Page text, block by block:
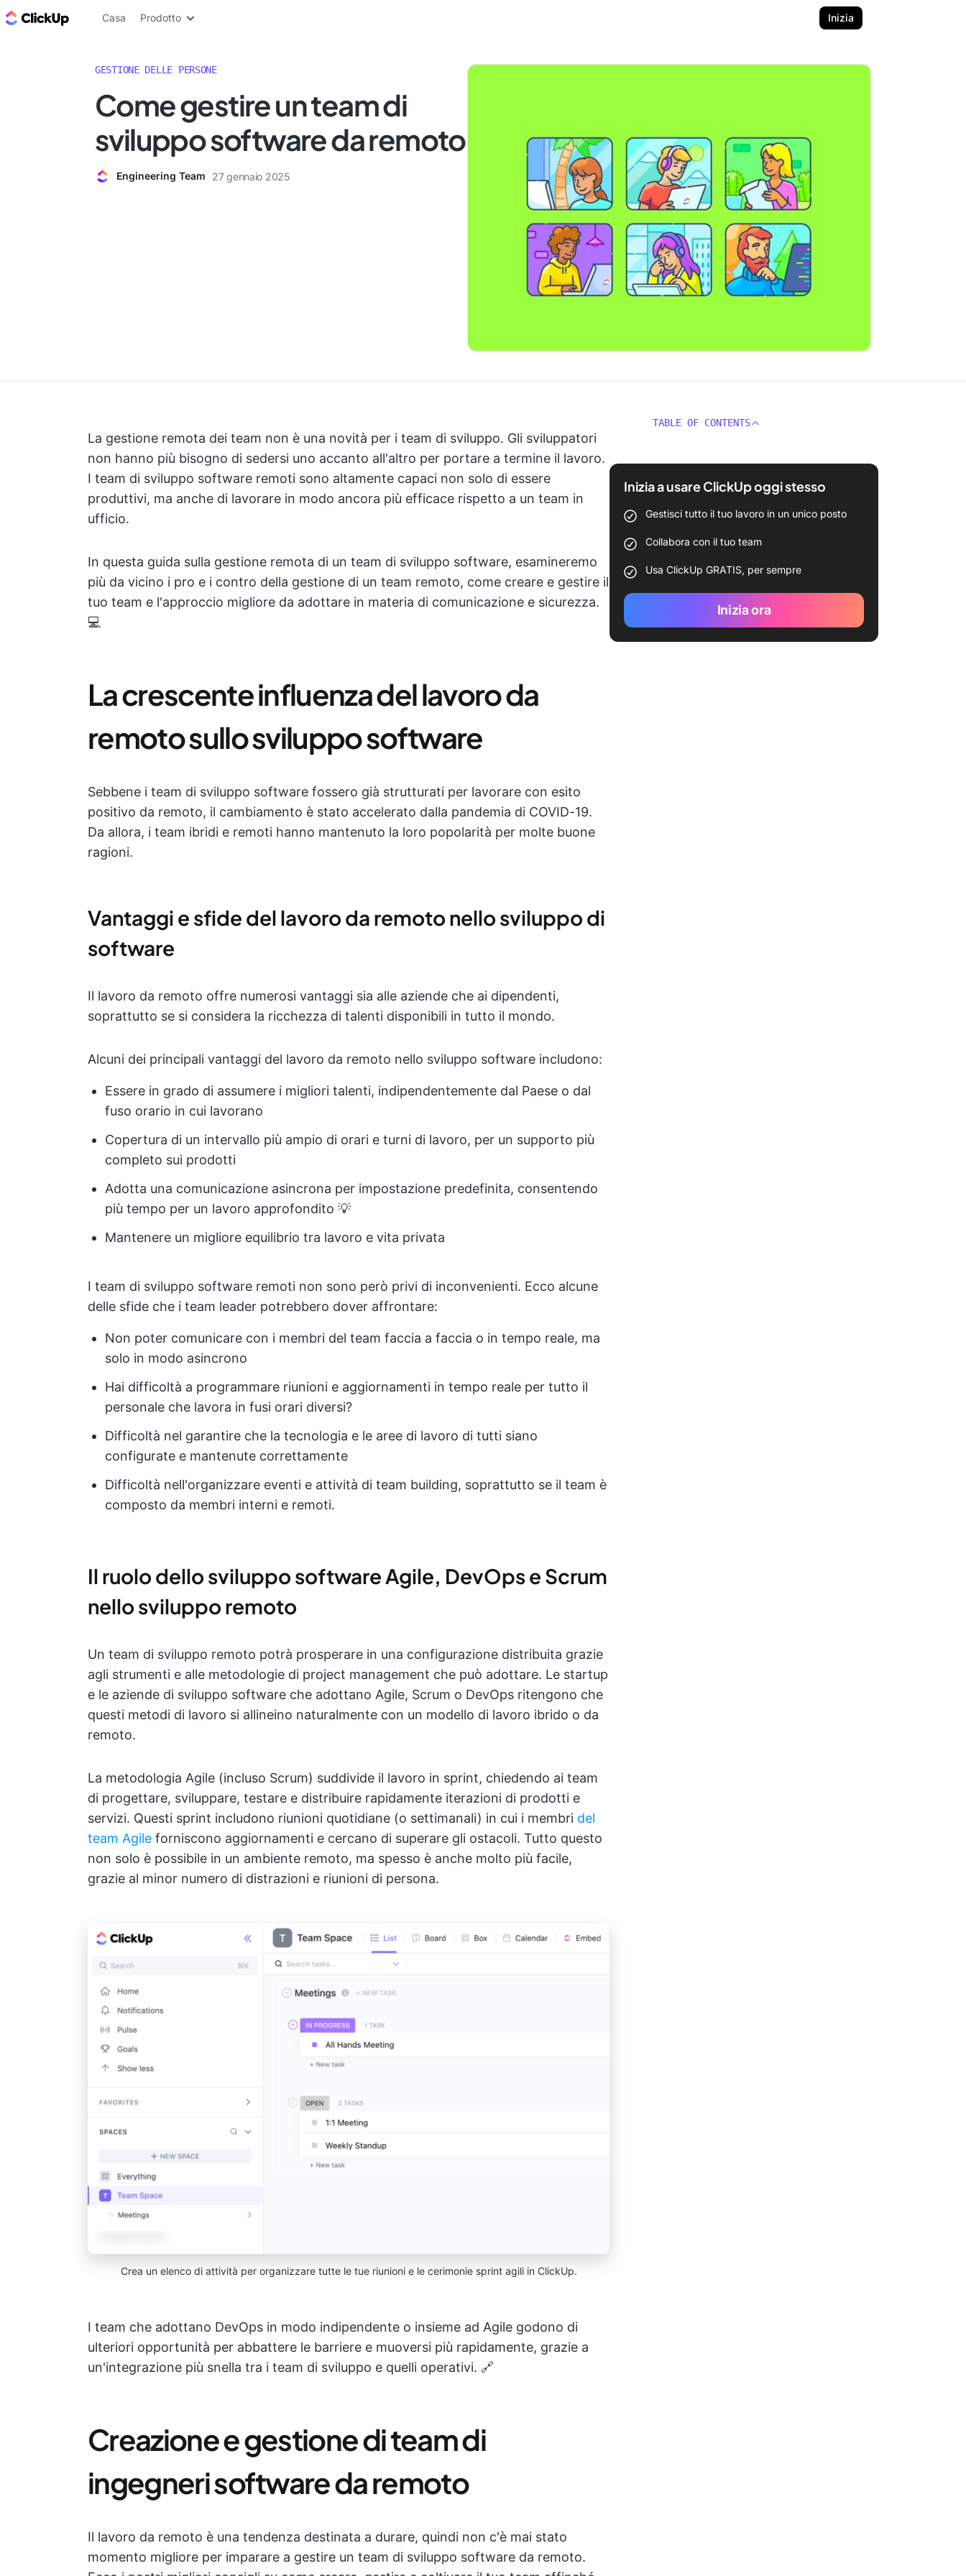
Blog di ClickUp
Casa Prodotto Inizia
GESTIONE DELLE PERSONE
Come gestire un team di
sviluppo software da remoto
Engineering Team 27 gennaio 2025
La gestione remota dei team non è una novità per i team di sviluppo. Gli sviluppatori
non hanno più bisogno di sedersi uno accanto all'altro per portare a termine il lavoro.
I team di sviluppo software remoti sono altamente capaci non solo di essere
produttivi, ma anche di lavorare in modo ancora più efficace rispetto a un team in
ufficio.
In questa guida sulla gestione remota di un team di sviluppo software, esamineremo
più da vicino i pro e i contro della gestione di un team remoto, come creare e gestire il
tuo team e l'approccio migliore da adottare in materia di comunicazione e sicurezza.
💻
La crescente influenza del lavoro da
remoto sullo sviluppo software
Sebbene i team di sviluppo software fossero già strutturati per lavorare con esito
positivo da remoto, il cambiamento è stato accelerato dalla pandemia di COVID-19.
Da allora, i team ibridi e remoti hanno mantenuto la loro popolarità per molte buone
ragioni.
Vantaggi e sfide del lavoro da remoto nello sviluppo di
software
Il lavoro da remoto offre numerosi vantaggi sia alle aziende che ai dipendenti,
soprattutto se si considera la ricchezza di talenti disponibili in tutto il mondo.
Alcuni dei principali vantaggi del lavoro da remoto nello sviluppo software includono:
Essere in grado di assumere i migliori talenti, indipendentemente dal Paese o dal
fuso orario in cui lavorano
Copertura di un intervallo più ampio di orari e turni di lavoro, per un supporto più
completo sui prodotti
Adotta una comunicazione asincrona per impostazione predefinita, consentendo
più tempo per un lavoro approfondito 💡
Mantenere un migliore equilibrio tra lavoro e vita privata
I team di sviluppo software remoti non sono però privi di inconvenienti. Ecco alcune
delle sfide che i team leader potrebbero dover affrontare:
Non poter comunicare con i membri del team faccia a faccia o in tempo reale, ma
solo in modo asincrono
Hai difficoltà a programmare riunioni e aggiornamenti in tempo reale per tutto il
personale che lavora in fusi orari diversi?
Difficoltà nel garantire che la tecnologia e le aree di lavoro di tutti siano
configurate e mantenute correttamente
Difficoltà nell'organizzare eventi e attività di team building, soprattutto se il team è
composto da membri interni e remoti.
Il ruolo dello sviluppo software Agile, DevOps e Scrum
nello sviluppo remoto
Un team di sviluppo remoto potrà prosperare in una configurazione distribuita grazie
agli strumenti e alle metodologie di project management che può adottare. Le startup
e le aziende di sviluppo software che adottano Agile, Scrum o DevOps ritengono che
questi metodi di lavoro si allineino naturalmente con un modello di lavoro ibrido o da
remoto.
La metodologia Agile (incluso Scrum) suddivide il lavoro in sprint, chiedendo ai team
di progettare, sviluppare, testare e distribuire rapidamente iterazioni di prodotti e
servizi. Questi sprint includono riunioni quotidiane (o settimanali) in cui i membri del
team Agile forniscono aggiornamenti e cercano di superare gli ostacoli. Tutto questo
non solo è possibile in un ambiente remoto, ma spesso è anche molto più facile,
grazie al minor numero di distrazioni e riunioni di persona.
Crea un elenco di attività per organizzare tutte le tue riunioni e le cerimonie sprint agili in ClickUp.
I team che adottano DevOps in modo indipendente o insieme ad Agile godono di
ulteriori opportunità per abbattere le barriere e muoversi più rapidamente, grazie a
un'integrazione più snella tra i team di sviluppo e quelli operativi. 🔗
Creazione e gestione di team di
ingegneri software da remoto
Il lavoro da remoto è una tendenza destinata a durare, quindi non c'è mai stato
momento migliore per imparare a gestire un team di sviluppo software da remoto.
TABLE OF CONTENTS
Inizia a usare ClickUp oggi stesso
Gestisci tutto il tuo lavoro in un unico posto
Collabora con il tuo team
Usa ClickUp GRATIS, per sempre
Inizia ora